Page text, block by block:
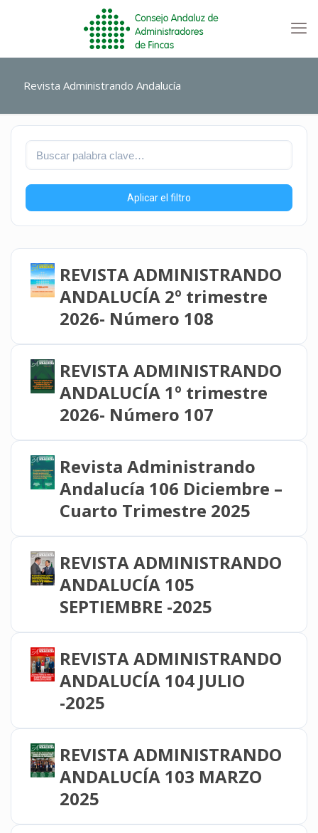
Revista Administrando Andalucía
Aplicar el filtro
REVISTA ADMINISTRANDO
ANDALUCÍA 2º trimestre
2026- Número 108
REVISTA ADMINISTRANDO
ANDALUCÍA 1º trimestre
2026- Número 107
Revista Administrando
Andalucía 106 Diciembre –
Cuarto Trimestre 2025
REVISTA ADMINISTRANDO
ANDALUCÍA 105
SEPTIEMBRE -2025
REVISTA ADMINISTRANDO
ANDALUCÍA 104 JULIO
-2025
REVISTA ADMINISTRANDO
ANDALUCÍA 103 MARZO
2025